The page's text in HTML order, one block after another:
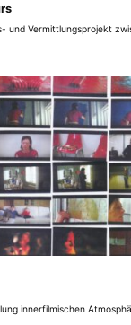
und Vermittlungsprojekt
innerfilmischen